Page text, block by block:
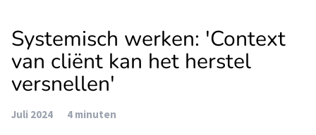
Systemisch werken: 'Context
van cliënt kan het herstel
versnellen'
Juli 2024 4 minuten